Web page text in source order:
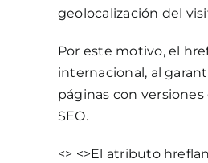
geolocalización del
Por este motivo, el
internacional, al
páginas con
SEO.
<> <>El atributo